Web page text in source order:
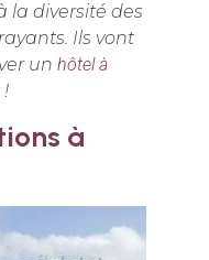
la diversité des
Ils vont
un hôtel à
!
à